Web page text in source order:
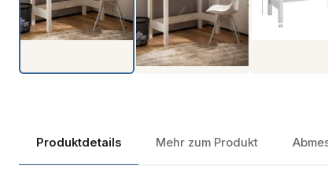
Produktdetails Mehr zum Produkt